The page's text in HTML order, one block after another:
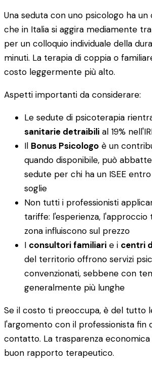
Una seduta con uno psicologo ha un
che in Italia si aggira mediamente
per un colloquio individuale della
minuti. La terapia di coppia o
costo leggermente più alto.
Aspetti importanti da considerare:
Le sedute di psicoterapia
sanitarie detraibili al 19%
Il Bonus Psicologo è un
quando disponibile, può
sedute per chi ha un ISEE
soglie
Non tutti i professionisti
tariffe: l'esperienza,
zona influiscono sul prezzo
I consultori familiari e i centri
del territorio offrono servizi
convenzionati, sebbene con
generalmente più lunghe
Se il costo ti preoccupa, è del tutto
l'argomento con il professionista fin
contatto. La trasparenza
buon rapporto terapeutico.